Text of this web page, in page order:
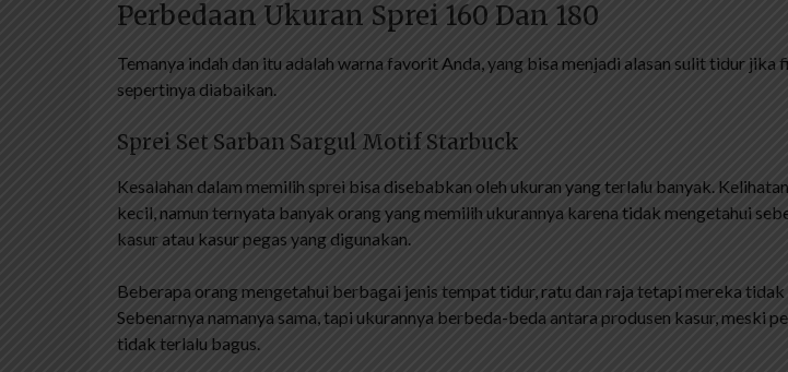
Perbedaan Ukuran Sprei 160 Dan 180
Temanya indah dan itu adalah warna favorit Anda, yang bisa menjadi alasan sulit tidur jika
sepertinya diabaikan.
Sprei Set Sarban Sargul Motif Starbuck
Kesalahan dalam memilih sprei bisa disebabkan oleh ukuran yang terlalu banyak.
kecil, namun ternyata banyak orang yang memilih ukurannya karena tidak mengetahui
kasur atau kasur pegas yang digunakan.
Beberapa orang mengetahui berbagai jenis tempat tidur, ratu dan raja tetapi mereka tidak
Sebenarnya namanya sama, tapi ukurannya berbeda-beda antara produsen kasur, meski
tidak terlalu bagus.